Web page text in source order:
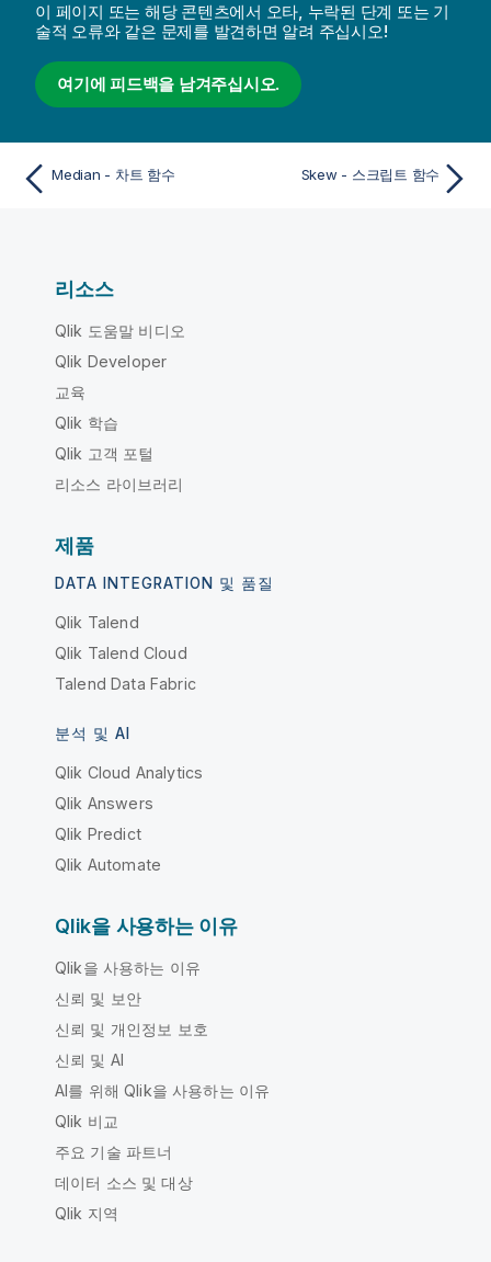
이 페이지 또는 해당 콘텐츠에서 오타, 누락된 단계 또는 기
술적 오류와 같은 문제를 발견하면 알려 주십시오!
여기에 피드백을 남겨주십시오.
Median - 차트 함수 Skew - 스크립트 함수
리소스
Qlik 도움말 비디오
Qlik Developer
교육
Qlik 학습
Qlik 고객 포털
리소스 라이브러리
제품
DATA INTEGRATION 및 품질
Qlik Talend
Qlik Talend Cloud
Talend Data Fabric
분석 및 AI
Qlik Cloud Analytics
Qlik Answers
Qlik Predict
Qlik Automate
Qlik을 사용하는 이유
Qlik을 사용하는 이유
신뢰 및 보안
신뢰 및 개인정보 보호
신뢰 및 AI
AI를 위해 Qlik을 사용하는 이유
Qlik 비교
주요 기술 파트너
데이터 소스 및 대상
Qlik 지역